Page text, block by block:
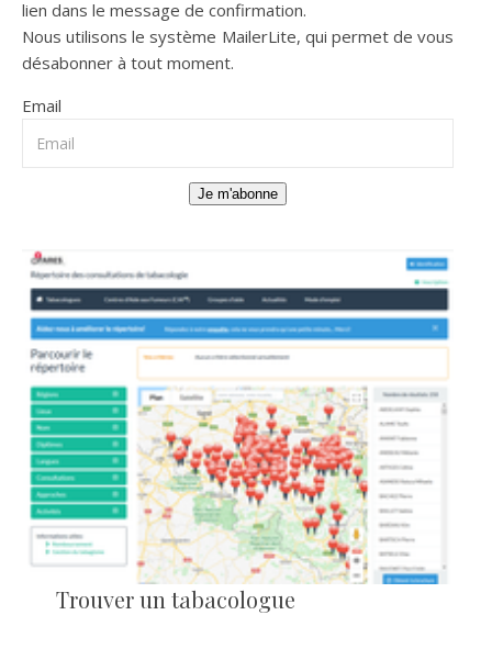
lien dans le message de confirmation.
Nous utilisons le système MailerLite, qui permet de vous
désabonner à tout moment.
Email
Je m'abonne
Trouver un tabacologue